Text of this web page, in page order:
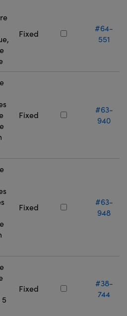
Fixed
#64-
551
Fixed
#63-
940
Fixed
#63-
948
Fixed
#38-
744